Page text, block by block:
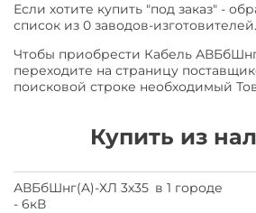
Если хотите купить "под заказ" -
список из 0 заводов-изготовителей.
Чтобы приобрести Кабель
переходите на страницу
поисковой строке необходимый
Купить из
АВБбШнг(A)-ХЛ 3х35
- 6кВ
в 1 городе